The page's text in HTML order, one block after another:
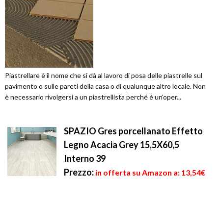
Piastrellare è il nome che si dà al lavoro di posa delle piastrelle sul
pavimento o sulle pareti della casa o di qualunque altro locale. Non
è necessario rivolgersi a un piastrellista perché è un'oper...
SPAZIO Gres porcellanato Effetto
Legno Acacia Grey 15,5X60,5
Interno 39
Prezzo: in offerta su Amazon a: 13,54€